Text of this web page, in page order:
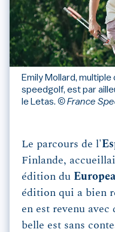
Emily Mollard, multiple
speedgolf, est par
le Letas. © France
Le parcours de l'
Finlande,
édition du
édition qui a bien
en est revenu avec
belle est sans